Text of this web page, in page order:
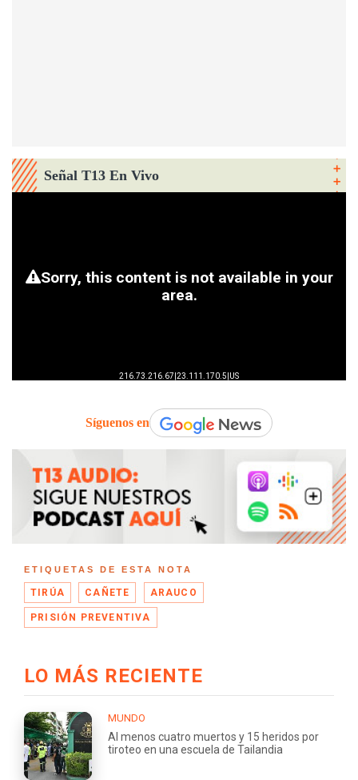
Señal T13 En Vivo
Síguenos en
ETIQUETAS DE ESTA NOTA
TIRÚA CAÑETE ARAUCO
PRISIÓN PREVENTIVA
LO MÁS RECIENTE
MUNDO
Al menos cuatro muertos y 15 heridos por
tiroteo en una escuela de Tailandia